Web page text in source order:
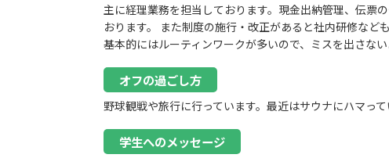
主に経理業務を担当しております。現金出納管理、伝票
おります。 また制度の施行・改正があると社内研修なども
基本的にはルーティンワークが多いので、ミスを出さない
オフの過ごし方
野球観戦や旅行に行っています。最近はサウナにハマって
学生へのメッセージ